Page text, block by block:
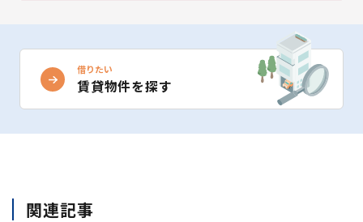
借りたい
賃貸物件を探す
関連記事